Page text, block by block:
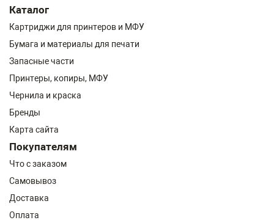
Каталог
Картриджи для принтеров и МФУ
Бумага и материалы для печати
Запасные части
Принтеры, копиры, МФУ
Чернила и краска
Бренды
Карта сайта
Покупателям
Что с заказом
Самовывоз
Доставка
Оплата